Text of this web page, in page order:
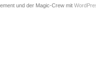
und der Magic-Crew mit